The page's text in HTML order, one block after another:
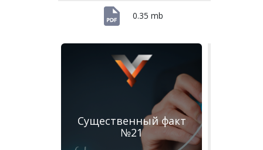
0.35 mb
Существенный факт
№21